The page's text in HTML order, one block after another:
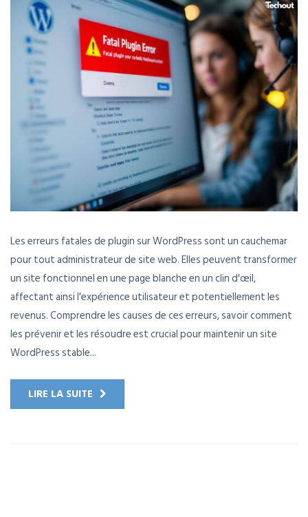
Les erreurs fatales de plugin sur WordPress sont un cauchemar
pour tout administrateur de site web. Elles peuvent transformer
un site fonctionnel en une page blanche en un clin d'œil,
affectant ainsi l'expérience utilisateur et potentiellement les
revenus. Comprendre les causes de ces erreurs, savoir comment
les prévenir et les résoudre est crucial pour maintenir un site
WordPress stable...
LIRE LA SUITE